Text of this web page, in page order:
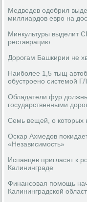
Медведев одобрил
миллиардов евро на
Минкультуры выделит
реставрацию
Дорогам Башкирии не
Наиболее 1,5 тыщ
обустроено системой
Обладатели фур
государственными
Семь вещей, о которых
Оскар Ахмедов
«Независимость»
Испанцев пригласят к
Калининграде
Финансовая помощь
Калининградской